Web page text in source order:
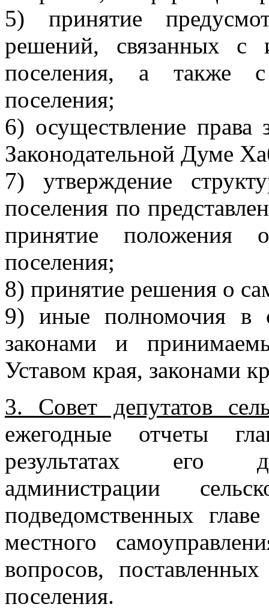
5) принятие
решений, связанных с
поселения, а также с
поселения;
6) осуществление права
Законодательной Думе
7) утверждение
поселения по
принятие положения
поселения;
8) принятие решения о
9) иные полномочия в
законами и
Уставом края, законами
3. Совет депутатов
ежегодные отчеты
результатах его
администрации
подведомственных
местного
вопросов,
поселения.